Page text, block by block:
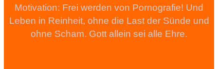
Motivation: Frei werden von Pornografie! Und
Leben in Reinheit, ohne die Last der Sünde und
ohne Scham. Gott allein sei alle Ehre.